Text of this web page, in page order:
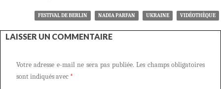
FESTIVAL DE BERLIN NADIA PARFAN UKRAINE VIDÉOTHÈQUE
LAISSER UN COMMENTAIRE
Votre adresse e-mail ne sera pas publiée. Les champs obligatoires
sont indiqués avec *